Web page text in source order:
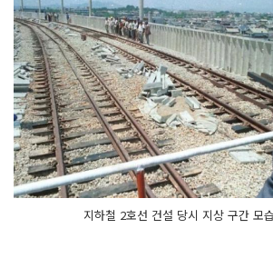
지하철 2호선 건설 당시 지상 구간 모